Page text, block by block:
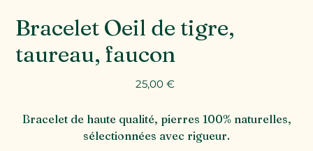
Bracelet Oeil de tigre,
taureau, faucon
Prix
25,00 €
Bracelet de haute qualité, pierres 100% naturelles,
sélectionnées avec rigueur.